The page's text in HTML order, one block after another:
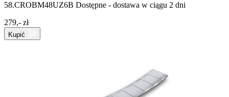
58.CROBM48UZ6B Dostępne - dostawa w ciągu 2 dni
279,- zł
Kupić